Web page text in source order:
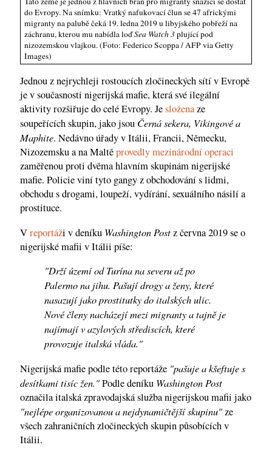
do Evropy. Na snímku: Vratký nafukovací člun se 47 africkými
migranty na palubě čeká 19. ledna 2019 u libyjského pobřeží na
záchranu, kterou mu nabídla loďSea Watch 3plující pod
nizozemskou vlajkou. (Foto: Federico Scoppa / AFP via Getty
Images)
Jednou z nejrychleji rostoucích zločineckých sítí v Evropě
je v současnosti nigerijská mafie, která své ilegální
aktivity rozšiřuje do celé Evropy. Jesloženaze
soupeřících skupin, jako jsou Černá sekera, Vikingové a
Maphite. Nedávno úřady v Itálii, Francii, Německu,
Nizozemsku a na Maltěprovedly mezinárodní operaci
zaměřenou proti dvěma hlavním skupinám nigerijské
mafie. Policie viní tyto gangy z obchodování s lidmi,
obchodu s drogami, loupeží, vydírání, sexuálního násilí a
prostituce.
Vreportáži v deníku Washington Postz června 2019 se o
nigerijské mafii v Itálii píše:
"Drží území od Turína na severu až po
Palermo na jihu. Pašují drogy a ženy, které
nasazují jako prostitutky do italských ulic.
Nové členy nacházejí mezi migranty a tajně je
najímají v azylových střediscích, které
provozuje italská vláda."
Nigerijská mafie podle této reportáže "pašuje a kšeftuje s
desítkami tisíc žen."Podle deníku Washington Post
označila italská zpravodajská služba nigerijskou mafii jako
"nejlépe organizovanou a nejdynamičtější skupinu"ze
všech zahraničních zločineckých skupin působících v
Itálii.